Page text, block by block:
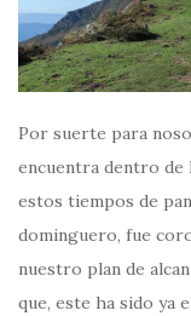
Por suerte para
encuentra dentro de
estos tiempos de
dominguero, fue
nuestro plan de
que, este ha sido ya